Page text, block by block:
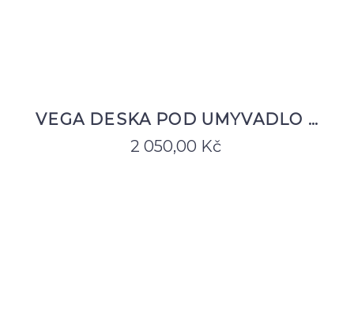
VEGA DESKA POD UMYVADLO …
2 050,00 Kč